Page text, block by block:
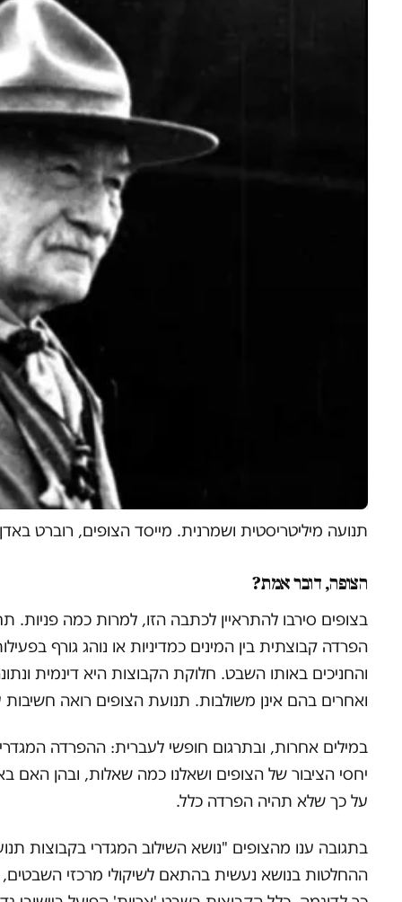
תנועה מיליטריסטית ושמרנית. מייסד הצופים, רוברט
הצופה, דובר אמת?
בצופים סירבו להתראיין לכתבה הזו, למרות כמה
הפרדה קבוצתית בין המינים כמדיניות או נוהג גורף
והחניכים באותו השבט. חלוקת הקבוצות היא דינמית
ואחרים בהם אינן משולבות. תנועת הצופים רואה חשיבות
במילים אחרות, ובתרגום חופשי לעברית: ההפרדה
יחסי הציבור של הצופים ושאלנו כמה שאלות, ובהן
על כך שלא תהיה הפרדה כלל.
בתגובה ענו מהצופים "נושא השילוב המגדרי בקבוצות
ההחלטות בנושא נעשית בהתאם לשיקולי מרכזי השבטים,